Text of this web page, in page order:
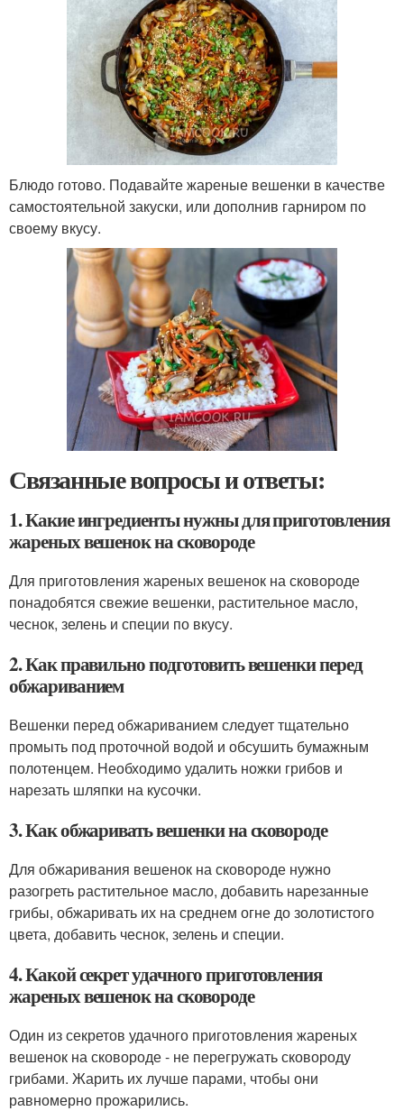
Блюдо готово. Подавайте жареные вешенки в качестве
самостоятельной закуски, или дополнив гарниром по
своему вкусу.
Связанные вопросы и ответы:
1. Какие ингредиенты нужны для приготовления
жареных вешенок на сковороде
Для приготовления жареных вешенок на сковороде
понадобятся свежие вешенки, растительное масло,
чеснок, зелень и специи по вкусу.
2. Как правильно подготовить вешенки перед
обжариванием
Вешенки перед обжариванием следует тщательно
промыть под проточной водой и обсушить бумажным
полотенцем. Необходимо удалить ножки грибов и
нарезать шляпки на кусочки.
3. Как обжаривать вешенки на сковороде
Для обжаривания вешенок на сковороде нужно
разогреть растительное масло, добавить нарезанные
грибы, обжаривать их на среднем огне до золотистого
цвета, добавить чеснок, зелень и специи.
4. Какой секрет удачного приготовления
жареных вешенок на сковороде
Один из секретов удачного приготовления жареных
вешенок на сковороде - не перегружать сковороду
грибами. Жарить их лучше парами, чтобы они
равномерно прожарились.